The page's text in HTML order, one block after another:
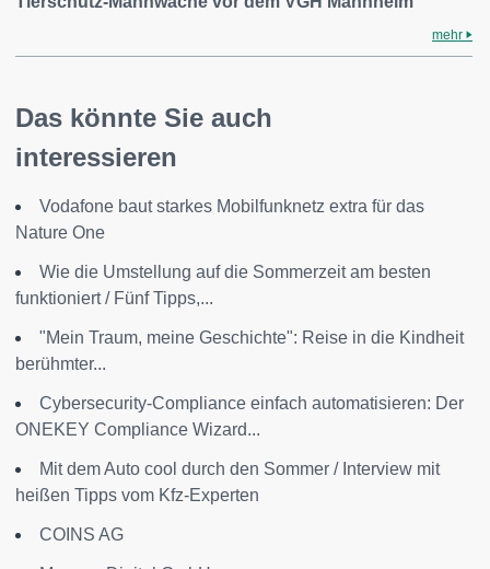
mehr
Das könnte Sie auch
interessieren
Vodafone baut starkes Mobilfunknetz extra für das
Nature One
Wie die Umstellung auf die Sommerzeit am besten
funktioniert / Fünf Tipps,...
"Mein Traum, meine Geschichte": Reise in die Kindheit
berühmter...
Cybersecurity-Compliance einfach automatisieren: Der
ONEKEY Compliance Wizard...
Mit dem Auto cool durch den Sommer / Interview mit
heißen Tipps vom Kfz-Experten
COINS AG